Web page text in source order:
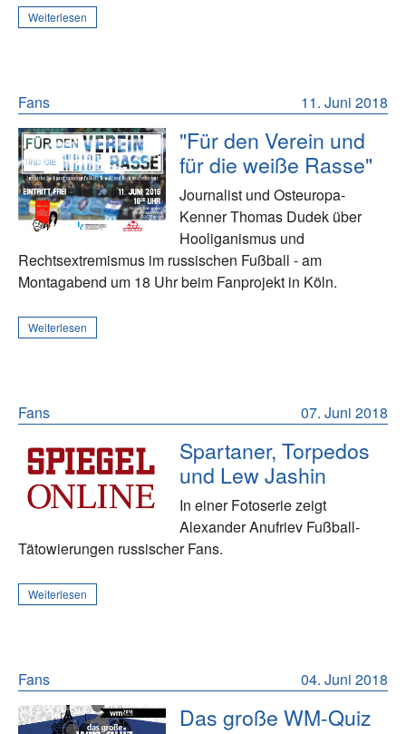
Weiterlesen
11. Juni 2018
Fans
"Für den Verein und
für die weiße Rasse"
Journalist und Osteuropa-
Kenner Thomas Dudek über
Hooliganismus und
Rechtsextremismus im russischen Fußball - am
Montagabend um 18 Uhr beim Fanprojekt in Köln.
Weiterlesen
07. Juni 2018
Fans
Spartaner, Torpedos
und Lew Jashin
In einer Fotoserie zeigt
Alexander Anufriev Fußball-
Tätowierungen russischer Fans.
Weiterlesen
04. Juni 2018
Fans
Das große WM-Quiz